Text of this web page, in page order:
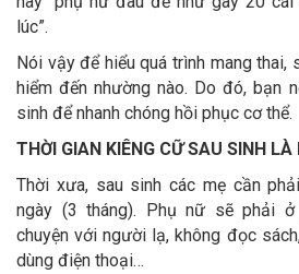
lúc”.
Nói vậy để hiểu quá trình mang thai,
hiểm đến nhường nào. Do đó, bạn
sinh để nhanh chóng hồi phục cơ thể.
THỜI GIAN KIÊNG CỮ SAU SINH
Thời xưa, sau sinh các mẹ cần
ngày (3 tháng). Phụ nữ sẽ phải
chuyện với người lạ, không đọc
dùng điện thoại…